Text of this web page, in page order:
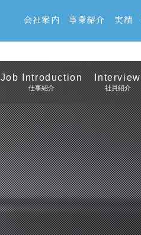
会社案内 事業紹介 実績
Job Introduction
仕事紹介
Interview
社員紹介